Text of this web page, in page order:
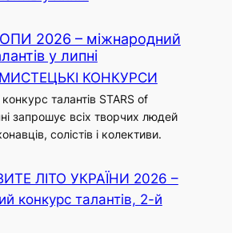
2026 – міжнародний
у липні
МИСТЕЦЬКІ КОНКУРСИ
талантів STARS of
запрошує всіх творчих людей
солістів і колективи.